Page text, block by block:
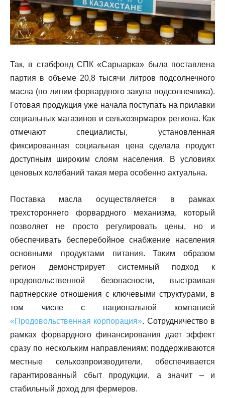
Так, в стабфонд СПК «Сарыарка» была поставлена
партия в объеме 20,8 тысячи литров подсолнечного
масла (по линии форвардного закупа подсолнечника).
Готовая продукция уже начала поступать на прилавки
социальных магазинов и сельхозярмарок региона. Как
отмечают специалисты, установленная
фиксированная социальная цена сделала продукт
доступным широким слоям населения. В условиях
ценовых колебаний такая мера особенно актуальна.
Поставка масла осуществляется в рамках
трехстороннего форвардного механизма, который
позволяет не просто регулировать цены, но и
обеспечивать бесперебойное снабжение населения
основными продуктами питания. Таким образом
регион демонстрирует системный подход к
продовольственной безопасности, выстраивая
партнерские отношения с ключевыми структурами, в
том числе с национальной компанией
«Продовольственная корпорация». Сотрудничество в
рамках форвардного финансирования дает эффект
сразу по нескольким направлениям: поддерживаются
местные сельхозпроизводители, обеспечивается
гарантированный сбыт продукции, а значит – и
стабильный доход для фермеров.